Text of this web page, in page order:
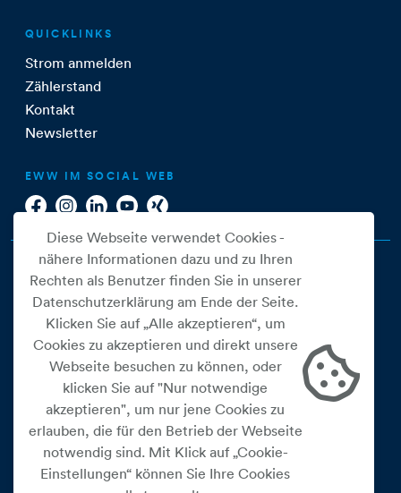
QUICKLINKS
Strom anmelden
Zählerstand
Kontakt
Newsletter
EWW IM SOCIAL WEB
Cookie Einstellungen
Datenschutz
Impressum
Widerrufsbelehrung
Diese Webseite verwendet Cookies -
nähere Informationen dazu und zu Ihren
Rechten als Benutzer finden Sie in unserer
Datenschutzerklärung am Ende der Seite.
Klicken Sie auf „Alle akzeptieren“, um
Cookies zu akzeptieren und direkt unsere
Webseite besuchen zu können, oder
klicken Sie auf "Nur notwendige
akzeptieren", um nur jene Cookies zu
erlauben, die für den Betrieb der Webseite
notwendig sind. Mit Klick auf „Cookie-
Einstellungen“ können Sie Ihre Cookies